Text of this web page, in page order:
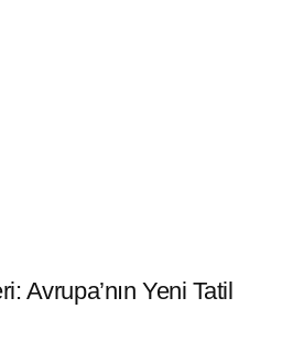
Avrupa’nın Yeni Tatil